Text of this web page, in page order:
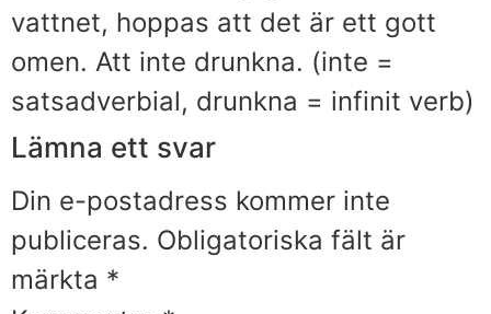
vattnet, hoppas att det är ett gott
omen. Att inte drunkna. (inte =
satsadverbial, drunkna = infinit verb)
Lämna ett svar
Din e-postadress kommer inte
publiceras. Obligatoriska fält är
märkta *